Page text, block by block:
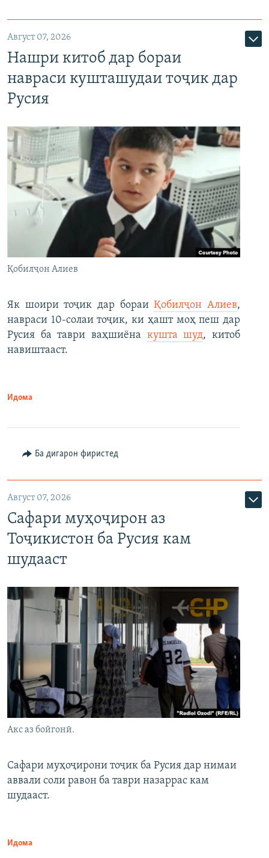
Август 07, 2026
Нашри китоб дар бораи
навраси кушташудаи тоҷик дар
Русия
Қобилҷон Алиев
Як шоири тоҷик дар бораиҚобилҷон Алиев,
навраси 10-солаи тоҷик, ки ҳашт моҳ пеш дар
Русия ба таври ваҳшиёна кушта шуд, китоб
навиштааст.
Идома
Ба дигарон фиристед
Август 07, 2026
Сафари муҳоҷирон аз
Тоҷикистон ба Русия кам
шудааст
Акс аз бойгонӣ.
Сафари муҳоҷирони тоҷик ба Русия дар нимаи
аввали соли равон ба таври назаррас кам
шудааст.
Идома